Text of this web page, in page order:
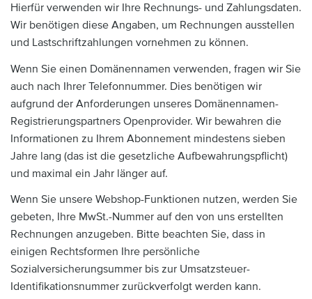
Hierfür verwenden wir Ihre Rechnungs- und Zahlungsdaten.
Wir benötigen diese Angaben, um Rechnungen ausstellen
und Lastschriftzahlungen vornehmen zu können.
Wenn Sie einen Domänennamen verwenden, fragen wir Sie
auch nach Ihrer Telefonnummer. Dies benötigen wir
aufgrund der Anforderungen unseres Domänennamen-
Registrierungspartners Openprovider. Wir bewahren die
Informationen zu Ihrem Abonnement mindestens sieben
Jahre lang (das ist die gesetzliche Aufbewahrungspflicht)
und maximal ein Jahr länger auf.
Wenn Sie unsere Webshop-Funktionen nutzen, werden Sie
gebeten, Ihre MwSt.-Nummer auf den von uns erstellten
Rechnungen anzugeben. Bitte beachten Sie, dass in
einigen Rechtsformen Ihre persönliche
Sozialversicherungsummer bis zur Umsatzsteuer-
Identifikationsnummer zurückverfolgt werden kann.